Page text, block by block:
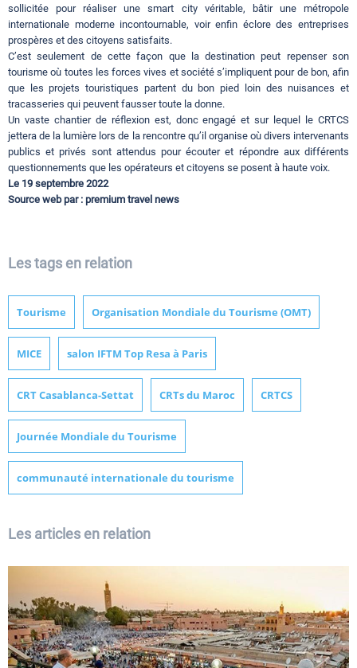
sollicitée pour réaliser une smart city véritable, bâtir une métropole
internationale moderne incontournable, voir enfin éclore des entreprises
prospères et des citoyens satisfaits.
C’est seulement de cette façon que la destination peut repenser son
tourisme où toutes les forces vives et société s’impliquent pour de bon, afin
que les projets touristiques partent du bon pied loin des nuisances et
tracasseries qui peuvent fausser toute la donne.
Un vaste chantier de réflexion est, donc engagé et sur lequel le CRTCS
jettera de la lumière lors de la rencontre qu’il organise où divers intervenants
publics et privés sont attendus pour écouter et répondre aux différents
questionnements que les opérateurs et citoyens se posent à haute voix.
Le 19 septembre 2022
Source web par : premium travel news
Les tags en relation
Tourisme Organisation Mondiale du Tourisme (OMT)
MICE salon IFTM Top Resa à Paris
CRT Casablanca-Settat CRTs du Maroc CRTCS
Journée Mondiale du Tourisme
communauté internationale du tourisme
Les articles en relation